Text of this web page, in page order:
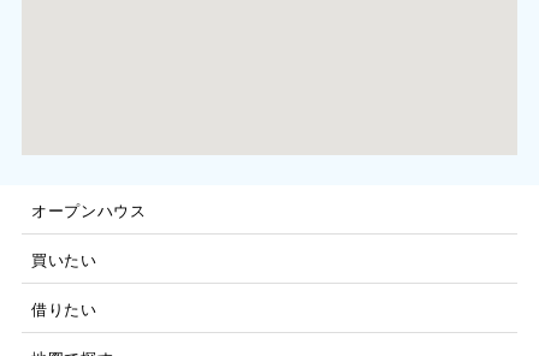
オープンハウス
買いたい
借りたい